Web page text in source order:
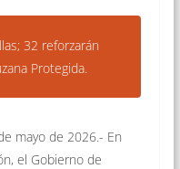
32 reforzarán
Protegida.
mayo de 2026.- En
el Gobierno de